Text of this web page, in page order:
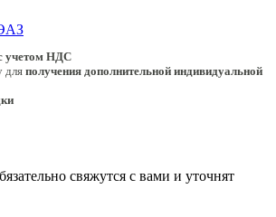
учетом НДС
для получения дополнительной индивидуальной
свяжутся с вами и уточнят